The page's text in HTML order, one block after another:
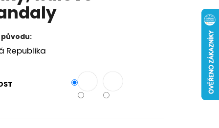
původu:
Republika
Následující